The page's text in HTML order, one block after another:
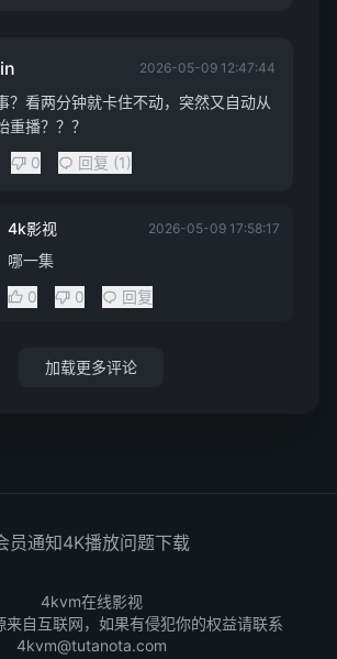
2026-05-09 12:47:44
？看两分钟就卡住不动，突然又自动从
重播？？？
0 回复 (1)
4k影视 2026-05-09 17:58:17
哪一集
0
0 回复
加载更多评论
员通知4K播放问题下载
4kvm在线影视
来自互联网，如果有侵犯你的权益请联系
4kvm@tutanota.com